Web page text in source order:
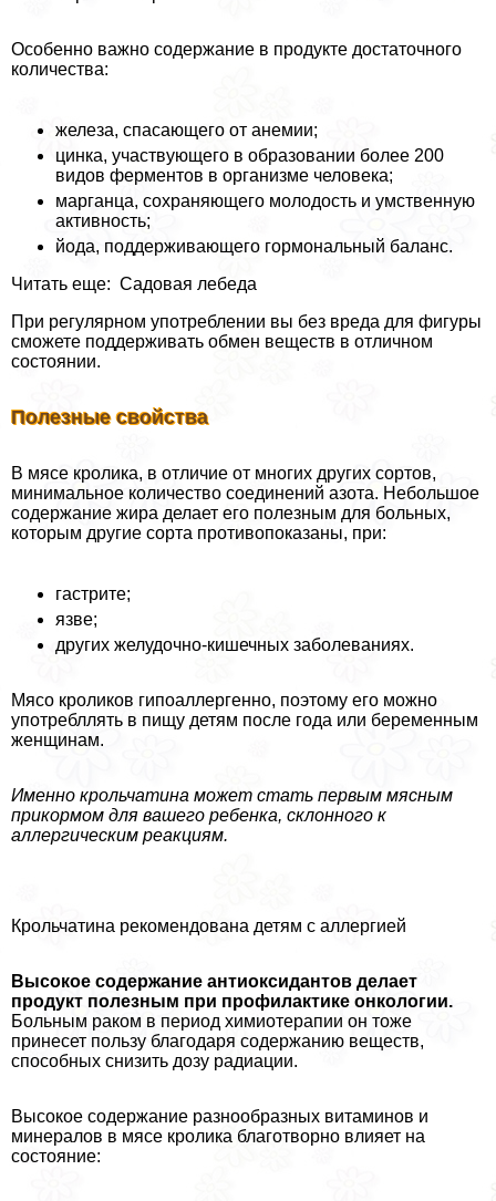
Особенно важно содержание в продукте достаточного
количества:
железа, спасающего от анемии;
цинка, участвующего в образовании более 200
видов ферментов в организме человека;
марганца, сохраняющего молодость и умственную
активность;
йода, поддерживающего гормональный баланс.
Читать еще: Садовая лебеда
При регулярном употрeблении вы без вреда для фигуры
сможете поддерживать обмен веществ в отличном
состоянии.
Полезные свойства
В мясе кролика, в отличие от многих других сортов,
минимальное количество соединений азота. Небольшое
содержание жира делает его полезным для больных,
которым другие сорта противопоказаны, при:
гастрите;
язве;
других желудочно-кишечных заболеваниях.
Мясо кроликов гипоаллергенно, поэтому его можно
употрeбллять в пищу детям после года или беременным
женщинам.
Именно крольчатина может стать первым мясным
прикормом для вашего ребенка, склонного к
аллергическим реакциям.
Крольчатина рекомендована детям с аллергией
Высокое содержание антиоксидантов делает
продукт полезным при профилактике oнкoлoгии.
Больным paком в период химиотерапии он тоже
принесет пользу благодаря содержанию веществ,
способных снизить дозу радиации.
Высокое содержание разнообразных витаминов и
минералов в мясе кролика благотворно влияет на
состояние: